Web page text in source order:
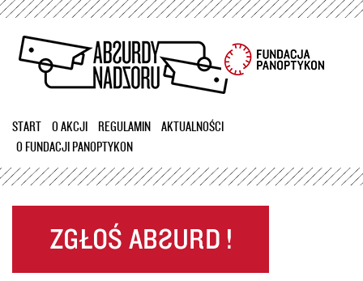
Przejdź
treści
START O AKCJI REGULAMIN
AKTUALNOŚCI
O FUNDACJI PANOPTYKON